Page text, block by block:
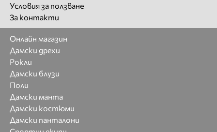
Условия за ползване
За контакти
Онлайн магазин
Дамски дрехи
Рокли
Дамски блузи
Поли
Дамски манта
Дамски костюми
Дамски панталони